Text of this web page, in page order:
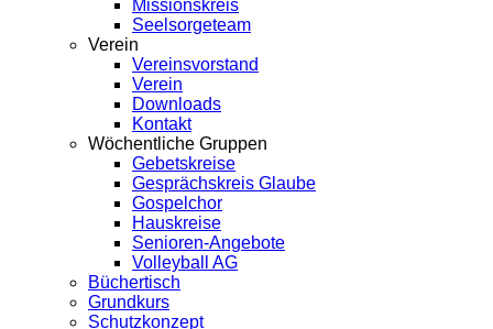
Missionskreis
Seelsorgeteam
Verein
Vereinsvorstand
Verein
Downloads
Kontakt
Wöchentliche Gruppen
Gebetskreise
Gesprächskreis Glaube
Gospelchor
Hauskreise
Senioren-Angebote
Volleyball AG
Büchertisch
Grundkurs
Schutzkonzept